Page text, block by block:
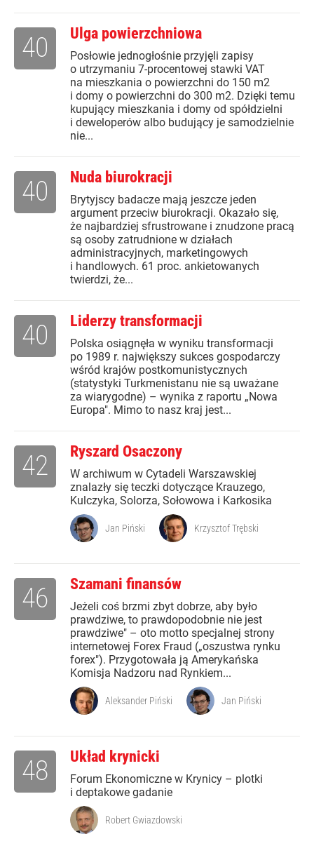
Ulga powierzchniowa
Posłowie jednogłośnie przyjęli zapisy
o utrzymaniu 7-procentowej stawki VAT
na mieszkania o powierzchni do 150 m2
i domy o powierzchni do 300 m2. Dzięki temu
kupujący mieszkania i domy od spółdzielni
i deweloperów albo budujący je samodzielnie
nie...
40
Nuda biurokracji
Brytyjscy badacze mają jeszcze jeden
argument przeciw biurokracji. Okazało się,
że najbardziej sfrustrowane i znudzone pracą
są osoby zatrudnione w działach
administracyjnych, marketingowych
i handlowych. 61 proc. ankietowanych
twierdzi, że...
40
Liderzy transformacji
Polska osiągnęła w wyniku transformacji
po 1989 r. największy sukces gospodarczy
wśród krajów postkomunistycznych
(statystyki Turkmenistanu nie są uważane
za wiarygodne) – wynika z raportu „Nowa
Europa". Mimo to nasz kraj jest...
40
Ryszard Osaczony
W archiwum w Cytadeli Warszawskiej
znalazły się teczki dotyczące Krauzego,
Kulczyka, Solorza, Sołowowa i Karkosika
42
Jan Piński Krzysztof Trębski
Szamani finansów
Jeżeli coś brzmi zbyt dobrze, aby było
prawdziwe, to prawdopodobnie nie jest
prawdziwe" – oto motto specjalnej strony
internetowej Forex Fraud („oszustwa rynku
forex"). Przygotowała ją Amerykańska
Komisja Nadzoru nad Rynkiem...
46
Aleksander Piński Jan Piński
Układ krynicki
Forum Ekonomiczne w Krynicy – plotki
i deptakowe gadanie
48
Robert Gwiazdowski